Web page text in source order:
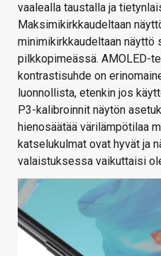
vaalealla taustalla ja
Maksimikirkkaudeltaan
minimikirkkaudeltaan
pilkkopimeässä. AMOLED-
kontrastisuhde on
luonnollista, etenkin jos
P3-kalibroinnit näytön
hienosäätää värilämpötilaa
katselukulmat ovat hyvät ja
valaistuksessa vaikuttaisi